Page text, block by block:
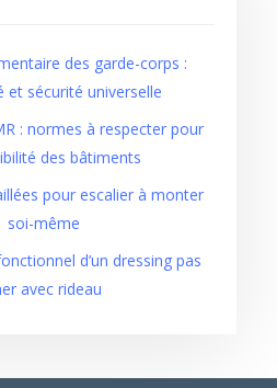
des garde-corps :
et sécurité universelle
: normes à respecter pour
des bâtiments
pour escalier à monter
soi-même
d’un dressing pas
avec rideau